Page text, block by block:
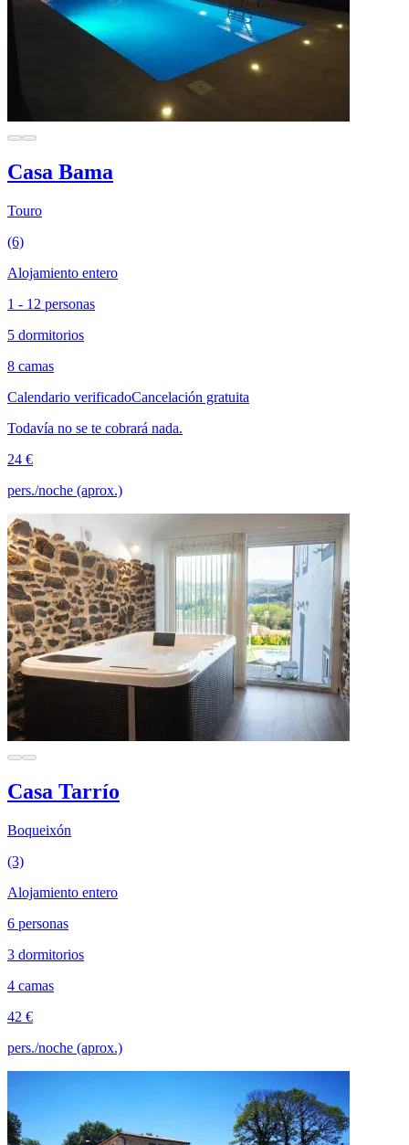
Casa Bama
Touro
(6)
Alojamiento entero
1 - 12 personas
5 dormitorios
8 camas
Calendario verificadoCancelación gratuita
Todavía no se te cobrará nada.
24 €
pers./noche (aprox.)
Casa Tarrío
Boqueixón
(3)
Alojamiento entero
6 personas
3 dormitorios
4 camas
42 €
pers./noche (aprox.)